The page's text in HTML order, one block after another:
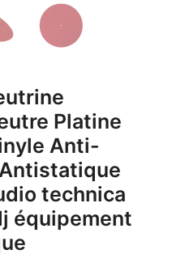
Platine
Anti-
technica
équipement